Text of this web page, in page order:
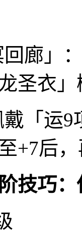
廊」
圣衣
「运
+7后
技巧